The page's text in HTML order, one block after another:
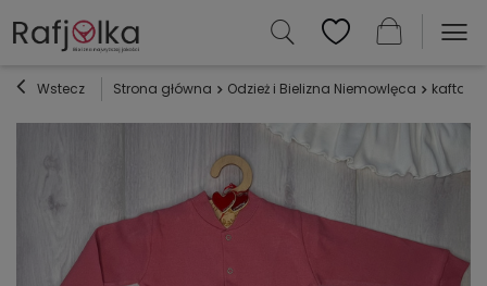
Wstecz Strona główna Odzież i Bielizna Niemowlęca